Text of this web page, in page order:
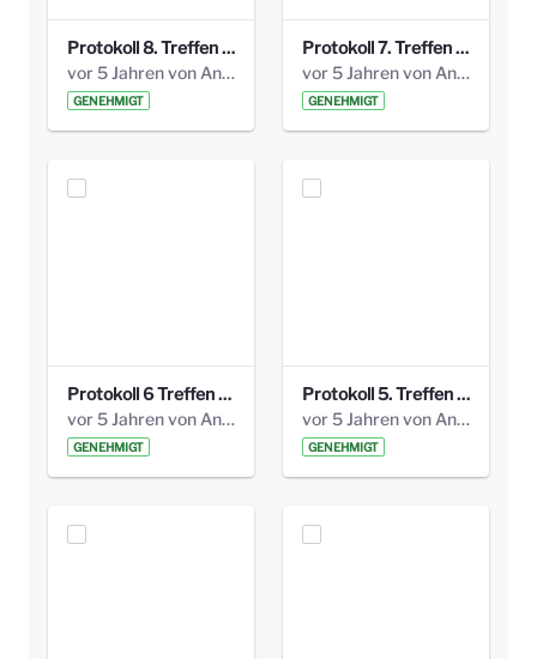
Protokoll 8. Treffen 20150330 AG Bismarckplatz.pdf
vor 5 Jahren von Anni Schlumberger
GENEHMIGT
Protokoll 7. Treffen 20150308 AG Bismarckplatz.pdf
vor 5 Jahren von Anni Schlumberger
GENEHMIGT
Protokoll 6 Treffen 20150205 AG Bismarckplatz.pdf
vor 5 Jahren von Anni Schlumberger
GENEHMIGT
Protokoll 5. Treffen 20141208 AG Bismarkplatz.pdf
vor 5 Jahren von Anni Schlumberger
GENEHMIGT